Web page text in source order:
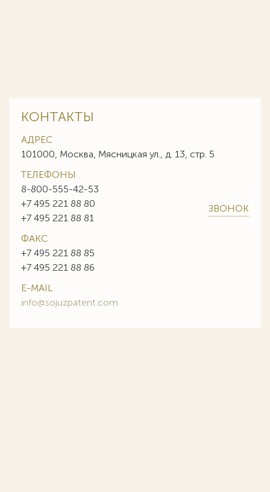
КОНТАКТЫ
АДРЕС
101000, Москва, Мясницкая ул., д. 13, стр. 5
ТЕЛЕФОНЫ
8-800-555-42-53
+7 495 221 88 80
+7 495 221 88 81
ЗВОНОК
ФАКС
+7 495 221 88 85
+7 495 221 88 86
E-MAIL
info@sojuzpatent.com